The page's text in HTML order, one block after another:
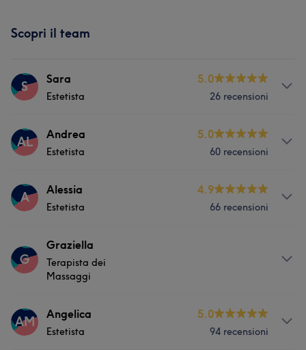
Scopri il team
S Sara
Estetista
5.0
26 recensioni
Servizi
AL Andrea
Estetista
5.0
60 recensioni
Servizi
Fitness
Medicina Estetica
A Alessia
Estetista
4.9
66 recensioni
Servizi
Unghie
G
Graziella
Terapista dei
Massaggi
Servizi
AM Angelica
Estetista
5.0
94 recensioni